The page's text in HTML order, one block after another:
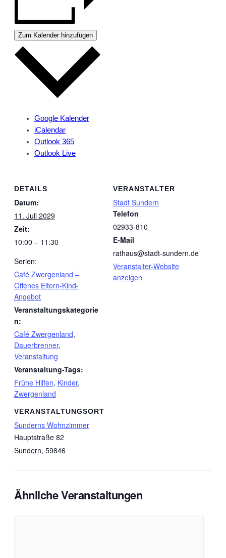
Zum Kalender hinzufügen
Google Kalender
iCalendar
Outlook 365
Outlook Live
DETAILS
Datum:
11. Juli 2029
Zeit:
10:00 – 11:30
Serien:
Café Zwergenland –
Offenes Eltern-Kind-
Angebot
Veranstaltungskategorie
n:
Café Zwergenland,
Dauerbrenner,
Veranstaltung
Veranstaltung-Tags:
Frühe Hilfen, Kinder,
Zwergenland
VERANSTALTUNGSORT
Sunderns Wohnzimmer
Hauptstraße 82
Sundern, 59846
VERANSTALTER
Stadt Sundern
Telefon
02933-810
E-Mail
rathaus@stadt-sundern.de
Veranstalter-Website
anzeigen
Ähnliche Veranstaltungen